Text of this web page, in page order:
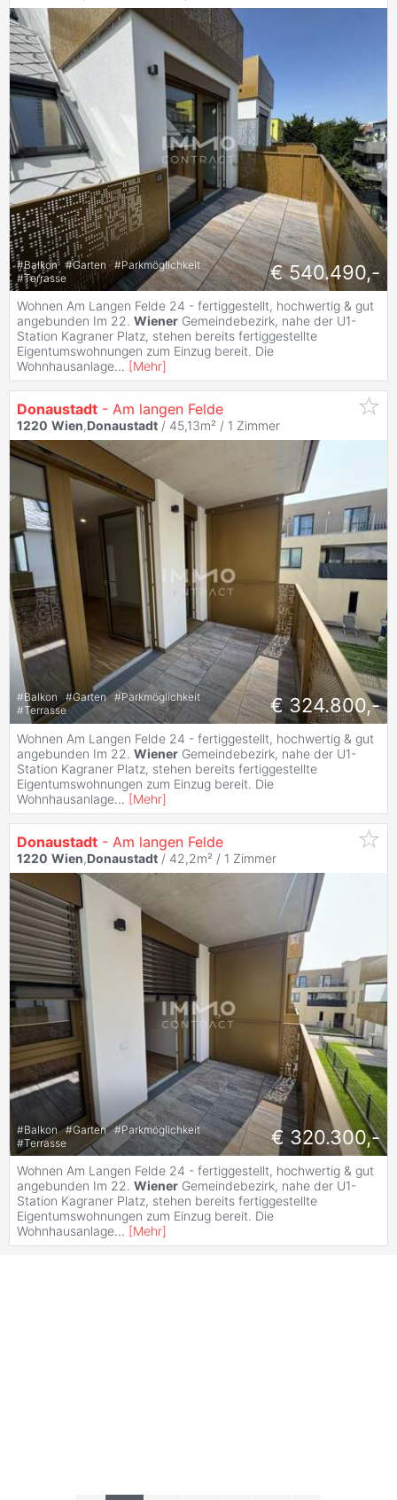
#Balkon #Garten #Parkmöglichkeit
#Terrasse € 540.490,-
Wohnen Am Langen Felde 24 - fertiggestellt, hochwertig & gut
angebunden Im 22. Wiener Gemeindebezirk, nahe der U1-
Station Kagraner Platz, stehen bereits fertiggestellte
Eigentumswohnungen zum Einzug bereit. Die
Wohnhausanlage... [Mehr]
Donaustadt - Am langen Felde
1220 Wien,Donaustadt / 45,13m² / 1 Zimmer
#Balkon #Garten #Parkmöglichkeit
#Terrasse € 324.800,-
Wohnen Am Langen Felde 24 - fertiggestellt, hochwertig & gut
angebunden Im 22. Wiener Gemeindebezirk, nahe der U1-
Station Kagraner Platz, stehen bereits fertiggestellte
Eigentumswohnungen zum Einzug bereit. Die
Wohnhausanlage... [Mehr]
Donaustadt - Am langen Felde
1220 Wien,Donaustadt / 42,2m² / 1 Zimmer
#Balkon #Garten #Parkmöglichkeit
#Terrasse € 320.300,-
Wohnen Am Langen Felde 24 - fertiggestellt, hochwertig & gut
angebunden Im 22. Wiener Gemeindebezirk, nahe der U1-
Station Kagraner Platz, stehen bereits fertiggestellte
Eigentumswohnungen zum Einzug bereit. Die
Wohnhausanlage... [Mehr]